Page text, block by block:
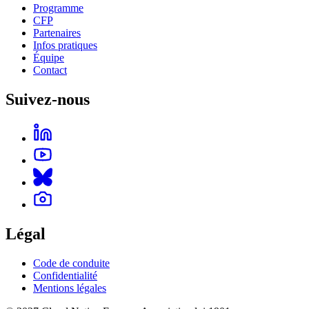
Programme
CFP
Partenaires
Infos pratiques
Équipe
Contact
Suivez-nous
Légal
Code de conduite
Confidentialité
Mentions légales